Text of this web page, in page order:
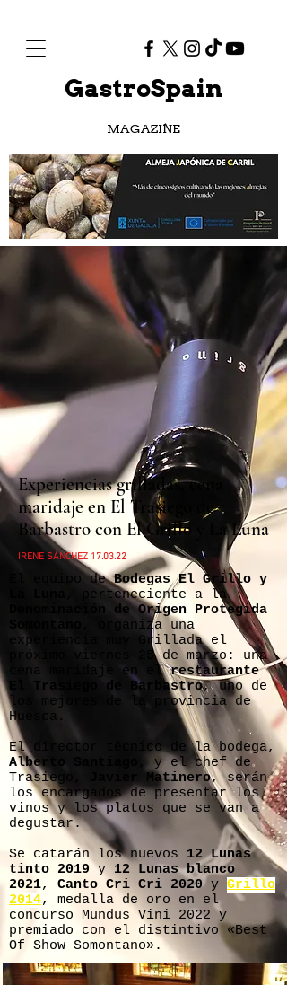
GastroSpain
MAGAZINE
Experiencias grilladas, cena
maridaje en El Trasiego de
Barbastro con El Grillo y La Luna
IRENE SÁNCHEZ 17.03.22
El equipo deBodegas El Grillo y
, perteneciente a la
Denominación de Origen Protegida
Somontano
, organiza una
experiencia muy Grillada el
próximo viernes 25 de marzo: una
cena maridaje en elrestaurante
El Trasiego de Barbastro, uno de
los mejores de la provincia de
Huesca.
El director técnico de la bodega,
Alberto Santiago
, y el chef de
Trasiego,
Javier Matinero, serán
los encargados de presentar los
vinos y los platos que se van a
degustar.
Se catarán los nuevos 12 Lunas
tinto 2019 y 12 Lunas blanco
2021, Canto Cri Cri 2020y Grillo
2014, medalla de oro en el
concurso Mundus Vini 2022 y
premiado con el distintivo «Best
Of Show Somontano».